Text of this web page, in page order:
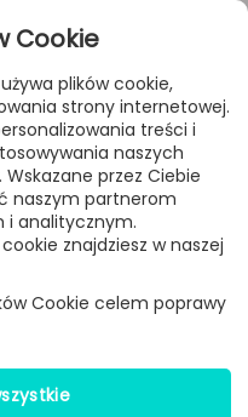
Produkt
-Foscarini
Cookie
używa plików cookie,
strony internetowej.
treści i
naszych
przez Ciebie
naszym partnerom
i analitycznym.
znajdziesz w naszej
Cookie celem poprawy